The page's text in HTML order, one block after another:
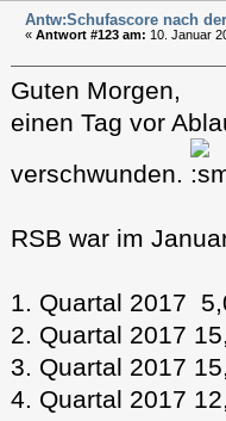
Antw:Schufascore nach
«Antwort #123 am: 10. Januar
Guten Morgen,
einen Tag vor
verschwunden.
RSB war im
1. Quartal 2017
2. Quartal 2017
3. Quartal 2017
4. Quartal 2017